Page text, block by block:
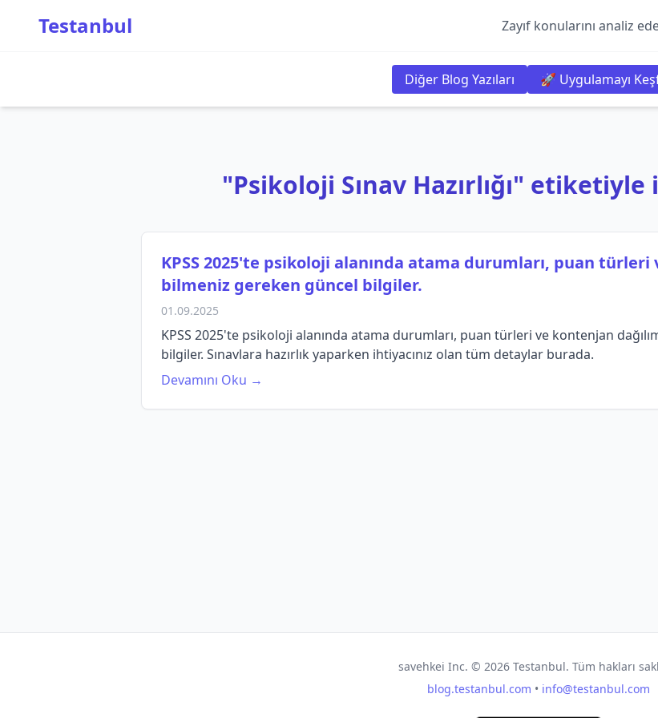
Testanbul Zayıf konularını analiz
Diğer Blog Yazıları 🚀 Uygulamayı
"Psikoloji Sınav Hazırlığı" etiketiyle
KPSS 2025'te psikoloji alanında atama durumları, puan türleri
bilmeniz gereken güncel bilgiler.
01.09.2025
KPSS 2025'te psikoloji alanında atama durumları, puan türleri ve kontenjan
bilgiler. Sınavlara hazırlık yaparken ihtiyacınız olan tüm detaylar burada.
Devamını Oku →
savehkei Inc. © 2026Testanbul. Tüm hakları
blog.testanbul.com • info@testanbul.com